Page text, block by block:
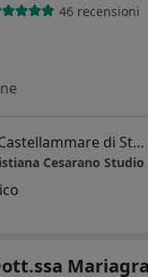
46 recensioni
Viale Europa, 127, Castellammare di Stabia